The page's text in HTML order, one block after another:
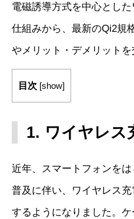
電磁誘導方式を中心とし
仕組みから、最新のQi2規
やメリット・デメリットを
目次 [show]
1. ワイヤレス
近年、スマートフォンを
普及に伴い、ワイヤレス
するようになりました。